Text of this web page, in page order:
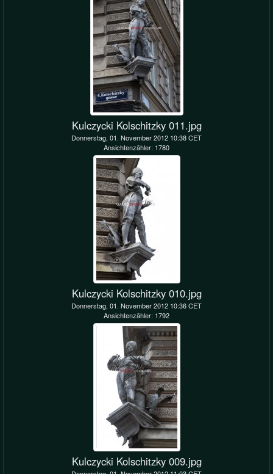
Kulczycki Kolschitzky 011.jpg
Donnerstag, 01. November 2012 10:38 CET
Ansichtenzähler: 1780
Kulczycki Kolschitzky 010.jpg
Donnerstag, 01. November 2012 10:36 CET
Ansichtenzähler: 1792
Kulczycki Kolschitzky 009.jpg